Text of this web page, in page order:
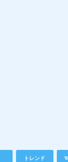
トレンド